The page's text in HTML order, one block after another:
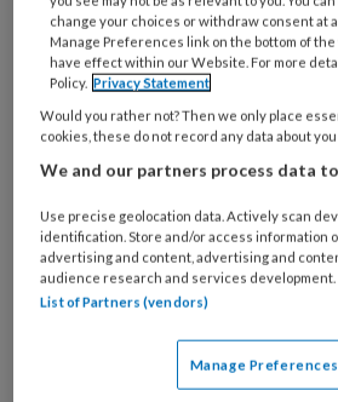
van baarmoeder
vulvaire klachten en
(dyspareunie).
Lees meer
27 MAART 2025 ACHTERGROND
change your choices or withdraw consent at
Manage Preferences link on the bottom of the
have effect within our Website. For more
Policy. Privacy Statement
Would you rather not? Then we only place
cookies, these do not record any data about you
We and our partners process data
Use precise geolocation data. Actively scan
identification. Store and/or access information
advertising and content, advertising and
audience research and services development.
List of Partners (vendors)
Manage Preferences